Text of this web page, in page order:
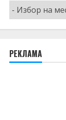
Архив
РЕКЛАМА